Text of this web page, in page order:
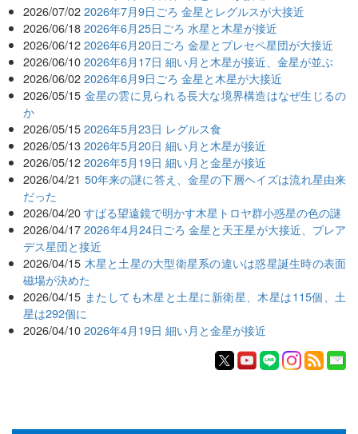
2026/07/02 2026年7月9日ごろ 金星とレグルスが大接近
2026/06/18 2026年6月25日ごろ 水星と木星が接近
2026/06/12 2026年6月20日ごろ 金星とプレセペ星団が大接近
2026/06/10 2026年6月17日 細い月と木星が接近、金星が並ぶ
2026/06/02 2026年6月9日ごろ 金星と木星が大接近
2026/05/15 金星の雲に見られる長大な境界構造はなぜ生じるの
か
2026/05/15 2026年5月23日 レグルス食
2026/05/13 2026年5月20日 細い月と木星が接近
2026/05/12 2026年5月19日 細い月と金星が接近
2026/04/21 50年来の謎に答え、金星の下層ヘイズは流れ星由来
だった
2026/04/20 すばる望遠鏡で明かす木星トロヤ群小惑星の色の謎
2026/04/17 2026年4月24日ごろ 金星と天王星が大接近、プレア
デス星団と接近
2026/04/15 木星と土星の大型衛星系の違いは惑星誕生時の表面
磁場が決めた
2026/04/15 またしても木星と土星に新衛星、木星は115個、土
星は292個に
2026/04/10 2026年4月19日 細い月と金星が接近